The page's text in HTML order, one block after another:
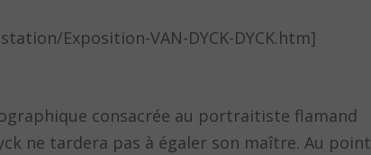
Exposition-VAN-DYCK-DYCK.htm]
consacrée au portraitiste flamand
ne tardera pas à égaler son maître. Au point